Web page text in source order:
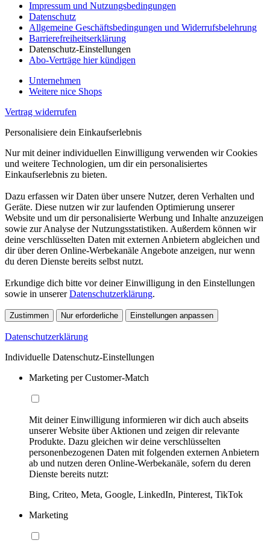
Impressum und Nutzungsbedingungen
Datenschutz
Allgemeine Geschäftsbedingungen und Widerrufsbelehrung
Barrierefreiheitserklärung
Datenschutz-Einstellungen
Abo-Verträge hier kündigen
Unternehmen
Weitere nice Shops
Vertrag widerrufen
Personalisiere dein Einkaufserlebnis
Nur mit deiner individuellen Einwilligung verwenden wir Cookies
und weitere Technologien, um dir ein personalisiertes
Einkaufserlebnis zu bieten.
Dazu erfassen wir Daten über unsere Nutzer, deren Verhalten und
Geräte. Diese nutzen wir zur laufenden Optimierung unserer
Website und um dir personalisierte Werbung und Inhalte anzuzeigen
sowie zur Analyse der Nutzungsstatistiken. Außerdem können wir
deine verschlüsselten Daten mit externen Anbietern abgleichen und
dir über deren Online-Werbekanäle Angebote anzeigen, nur wenn
du deren Dienste bereits selbst nutzt.
Erkundige dich bitte vor deiner Einwilligung in den Einstellungen
sowie in unsererDatenschutzerklärung.
Zustimmen Nur erforderliche Einstellungen anpassen
Datenschutzerklärung
Individuelle Datenschutz-Einstellungen
Marketing per Customer-Match
Mit deiner Einwilligung informieren wir dich auch abseits
unserer Website über Aktionen und zeigen dir relevante
Produkte. Dazu gleichen wir deine verschlüsselten
personenbezogenen Daten mit folgenden externen Anbietern
ab und nutzen deren Online-Werbekanäle, sofern du deren
Dienste bereits nutzt:
Bing, Criteo, Meta, Google, LinkedIn, Pinterest, TikTok
Marketing